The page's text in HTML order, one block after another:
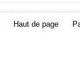
Haut de page